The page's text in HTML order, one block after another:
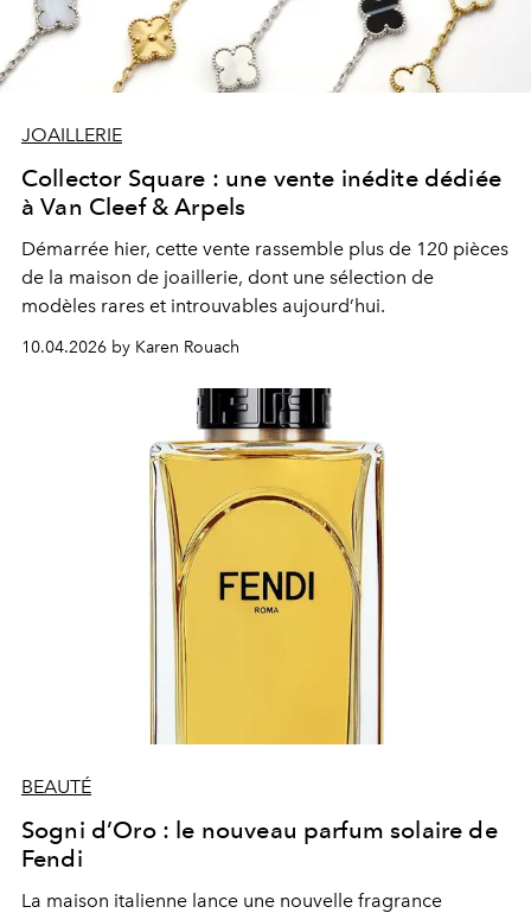
JOAILLERIE
Collector Square : une vente inédite dédiée
à Van Cleef & Arpels
Démarrée hier, cette vente rassemble plus de 120 pièces
de la maison de joaillerie, dont une sélection de
modèles rares et introuvables aujourd’hui.
10.04.2026 by Karen Rouach
BEAUTÉ
Sogni d’Oro : le nouveau parfum solaire de
Fendi
La maison italienne lance une nouvelle fragrance